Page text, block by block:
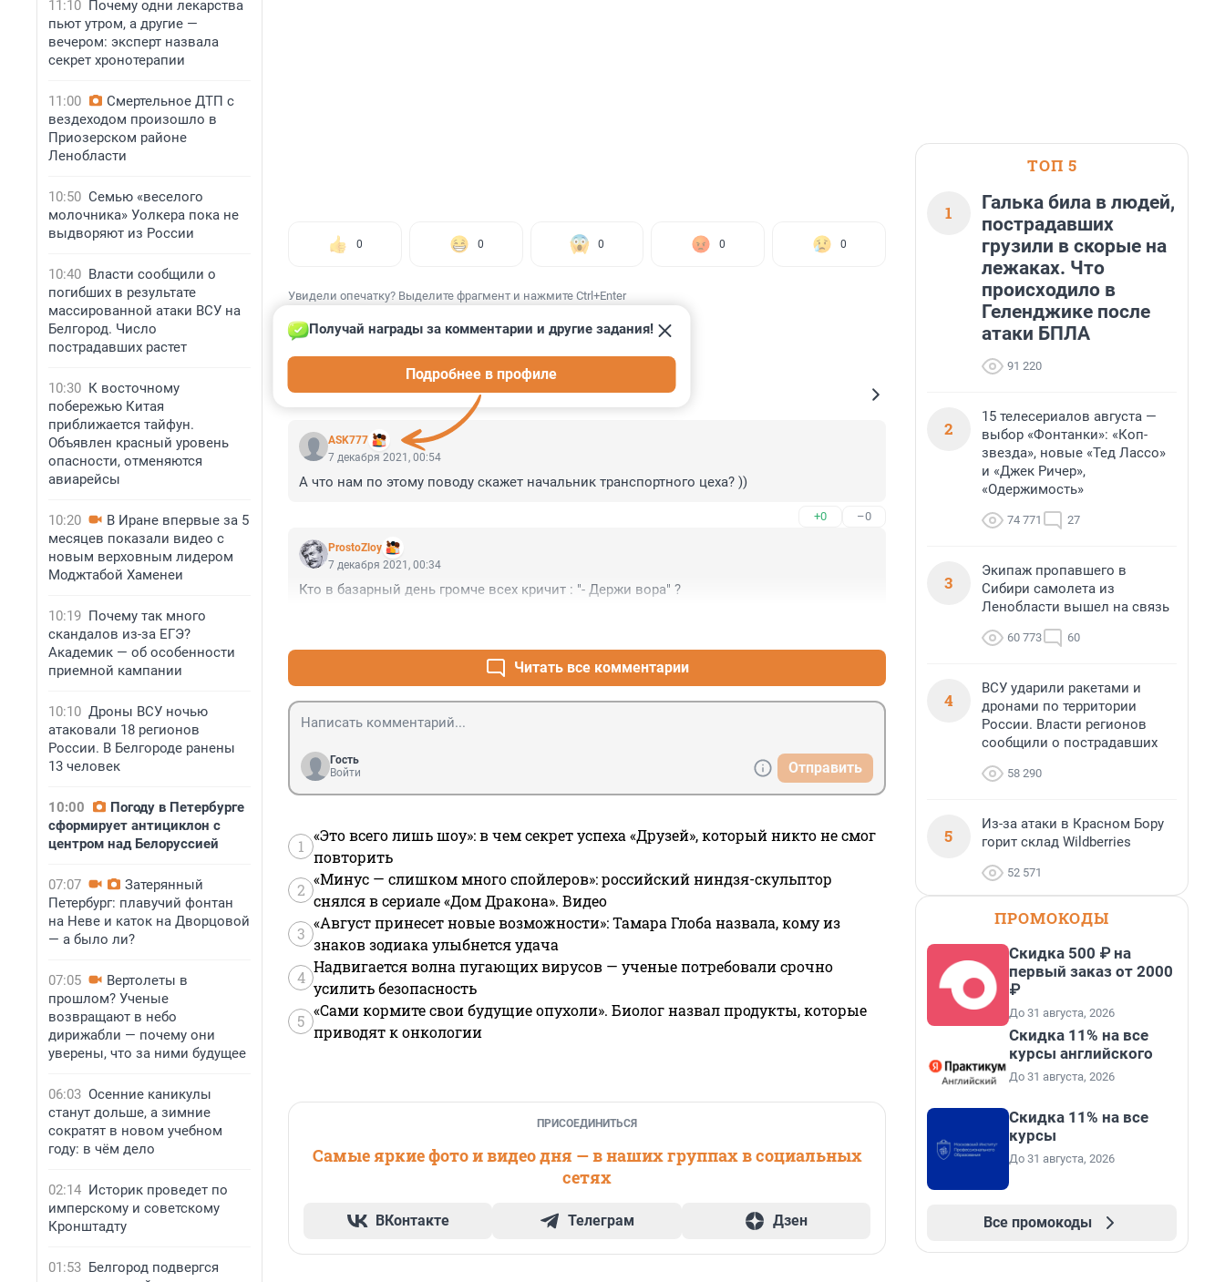
11:10 Почему одни лекарства
пьют утром, а другие —
вечером: эксперт назвала
секрет хронотерапии
11:00
Смертельное ДТП с
вездеходом произошло в
Приозерском районе
Ленобласти
10:50 Семью «веселого
молочника» Уолкера пока не
выдворяют из России
10:40 Власти сообщили о
погибших в результате
массированной атаки ВСУ на
Белгород. Число
пострадавших растет
10:30 К восточному
побережью Китая
приближается тайфун.
Объявлен красный уровень
опасности, отменяются
авиарейсы
10:20
В Иране впервые за 5
месяцев показали видео с
новым верховным лидером
Моджтабой Хаменеи
10:19 Почему так много
скандалов из-за ЕГЭ?
Академик — об особенности
приемной кампании
10:10 Дроны ВСУ ночью
атаковали 18 регионов
России. В Белгороде ранены
13 человек
10:00
Погоду в Петербурге
сформирует антициклон с
центром над Белоруссией
07:07
Затерянный
Петербург: плавучий фонтан
на Неве и каток на Дворцовой
— а было ли?
07:05
Вертолеты в
прошлом? Ученые
возвращают в небо
дирижабли — почему они
уверены, что за ними будущее
06:03 Осенние каникулы
станут дольше, а зимние
сократят в новом учебном
году: в чём дело
02:14 Историк проведет по
имперскому и советскому
Кронштадту
01:53 Белгород подвергся
0 0 0 0 0
Увидели опечатку? Выделите фрагмент и нажмите Ctrl+Enter
КОММЕНТАРИИ 35
ASK777
Получай награды за комментарии и другие задания!
Подробнее в профиле
7 декабря 2021, 00:54
А что нам по этому поводу скажет начальник транспортного цеха? ))
+0 –0
ProstoZloy
7 декабря 2021, 00:34
Кто в базарный день громче всех кричит : "- Держи вора" ?
Читать все комментарии
Гость
Войти
Отправить
1
«Это всего лишь шоу»: в чем секрет успеха «Друзей», который никто не смог
повторить
2
«Минус — слишком много спойлеров»: российский ниндзя-скульптор
снялся в сериале «Дом Дракона». Видео
3
«Август принесет новые возможности»: Тамара Глоба назвала, кому из
знаков зодиака улыбнется удача
4
Надвигается волна пугающих вирусов — ученые потребовали срочно
усилить безопасность
5
«Сами кормите свои будущие опухоли». Биолог назвал продукты, которые
приводят к онкологии
ПРИСОЕДИНИТЬСЯ
Самые яркие фото и видео дня — в наших группах в социальных
сетях
ВКонтакте Телеграм Дзен
ТОП 5
1
Галька била в людей,
пострадавших
грузили в скорые на
лежаках. Что
происходило в
Геленджике после
атаки БПЛА
91 220
2
15 телесериалов августа —
выбор «Фонтанки»: «Коп-
звезда», новые «Тед Лассо»
и «Джек Ричер»,
«Одержимость»
74 771 27
3
Экипаж пропавшего в
Сибири самолета из
Ленобласти вышел на связь
60 773 60
4
ВСУ ударили ракетами и
дронами по территории
России. Власти регионов
сообщили о пострадавших
58 290
5
Из-за атаки в Красном Бору
горит склад Wildberries
52 571
ПРОМОКОДЫ
Скидка 500 ₽ на
первый заказ от 2000
₽
До 31 августа, 2026
Скидка 11% на все
курсы английского
До 31 августа, 2026
Скидка 11% на все
курсы
До 31 августа, 2026
Все промокоды